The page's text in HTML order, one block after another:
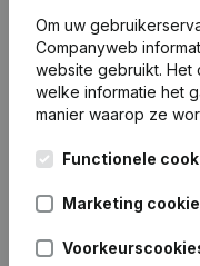
Zoek je
bedrijf?
Raadpleeg de
Kies voor snelle
Om uw
Companyweb
website gebruikt. Het
welke informatie het
manier waarop ze
Functionele
Marketing